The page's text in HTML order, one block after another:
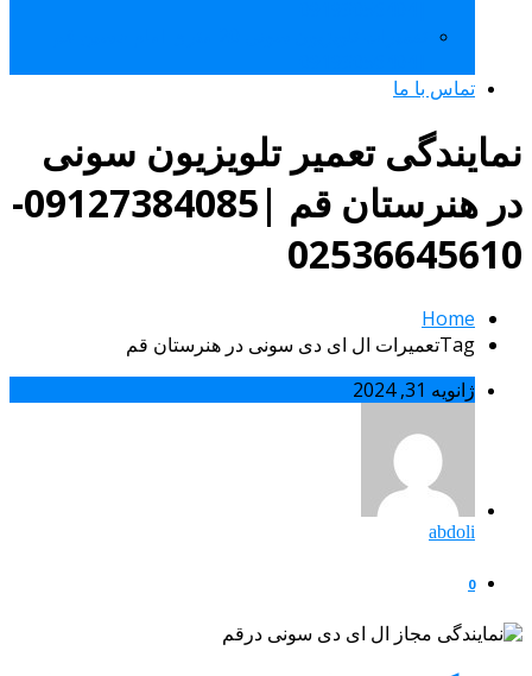
تماس با ما
نمایندگی تعمیر تلویزیون سونی
در هنرستان قم |09127384085-
02536645610
Home
Tagتعمیرات ال ای دی سونی در هنرستان قم
ژانویه 31, 2024
abdoli
0